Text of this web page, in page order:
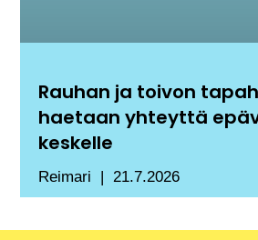
Rauhan ja toivon
haetaan yhteyttä
keskelle
Reimari 21.7.2026